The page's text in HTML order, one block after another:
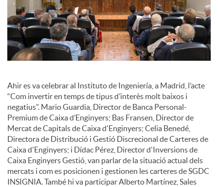
o
n
t
i
n
g
Ahir es va celebrar al Instituto de Ingeniería, a Madrid, l’acte
“Com invertir en temps de tipus d’interès molt baixos i
negatius”. Mario Guardia, Director de Banca Personal-
Premium de Caixa d’Enginyers; Bas Fransen, Director de
Mercat de Capitals de Caixa d'Enginyers; Celia Benedé,
Directora de Distribució i Gestió Discrecional de Carteres de
Caixa d'Enginyers; i Dídac Pérez, Director d'Inversions de
Caixa Enginyers Gestió, van parlar de la situació actual dels
mercats i com es posicionen i gestionen les carteres de SGDC
INSIGNIA. També hi va participar Alberto Martínez, Sales